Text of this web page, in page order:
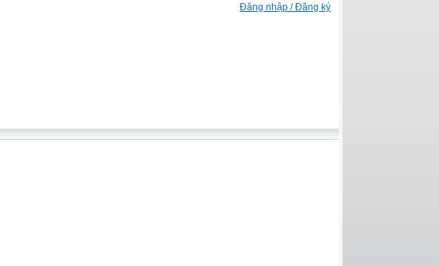
Đăng nhập / Đăng ký